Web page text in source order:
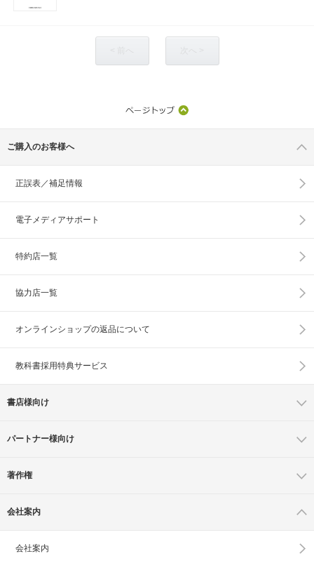
ご購入のお客様へ
正誤表／補足情報
電子メディアサポート
特約店一覧
協力店一覧
オンラインショップの返品について
教科書採用特典サービス
書店様向け
パートナー様向け
著作権
会社案内
会社案内